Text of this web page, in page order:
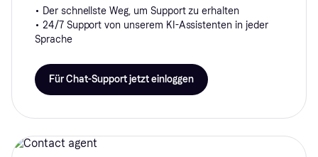
• Der schnellste Weg, um Support zu erhalten
• 24/7 Support von unserem KI-Assistenten in jeder
Sprache
Für Chat-Support jetzt einloggen